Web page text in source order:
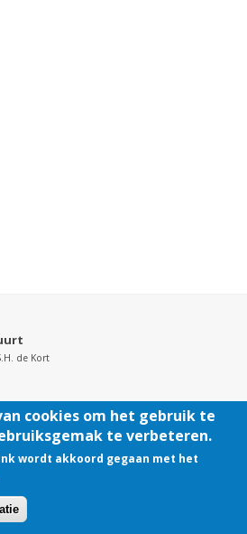
de Kort
cookies om het gebruik te
te verbeteren.
wordt akkoord gegaan met het